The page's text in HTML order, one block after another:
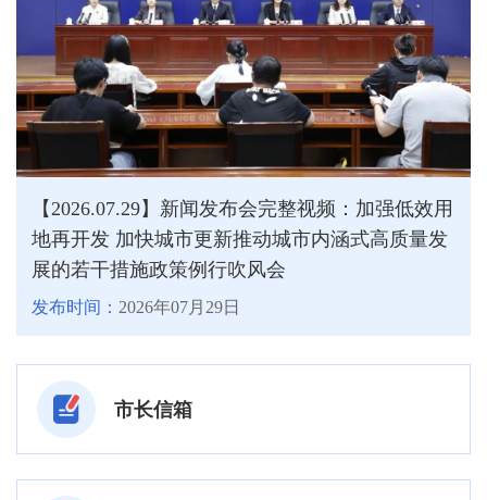
【2026.07.29】新闻发布会完整视频：加强低效用
地再开发 加快城市更新推动城市内涵式高质量发
展的若干措施政策例行吹风会
发布时间： 2026年07月29日
市长信箱